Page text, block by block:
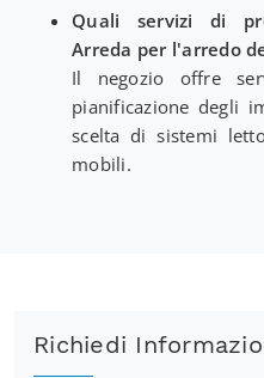
Quali servizi di
Arreda per l'arredo
Il negozio offre
pianificazione degli
scelta di sistemi
mobili.
Richiedi